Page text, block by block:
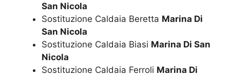
San Nicola
Sostituzione Caldaia Beretta Marina Di
San Nicola
Sostituzione Caldaia Biasi Marina Di San
Nicola
Sostituzione Caldaia Ferroli Marina Di